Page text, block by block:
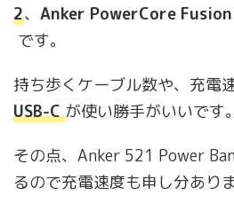
2、 Anker PowerCore
です。
持ち歩くケーブル数や、充電
USB-Cが使い勝手がいいです。
その点、Anker 521 Power
るので充電速度も申し分ありま